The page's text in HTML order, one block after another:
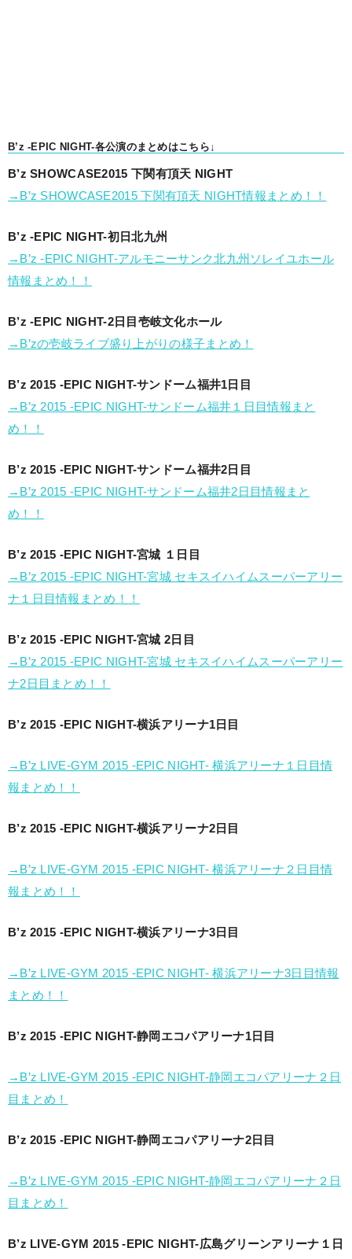
B’z -EPIC NIGHT-各公演のまとめはこちら↓
B’z SHOWCASE2015 下関有頂天 NIGHT
→B’z SHOWCASE2015 下関有頂天 NIGHT情報まとめ！！
B’z -EPIC NIGHT-初日北九州
→B’z -EPIC NIGHT-アルモニーサンク北九州ソレイユホール
情報まとめ！！
B’z -EPIC NIGHT-2日目壱岐文化ホール
→B’zの壱岐ライブ盛り上がりの様子まとめ！
B’z 2015 -EPIC NIGHT-サンドーム福井1日目
→B’z 2015 -EPIC NIGHT-サンドーム福井１日目情報まと
め！！
B’z 2015 -EPIC NIGHT-サンドーム福井2日目
→B’z 2015 -EPIC NIGHT-サンドーム福井2日目情報まと
め！！
B’z 2015 -EPIC NIGHT-宮城 １日目
→B’z 2015 -EPIC NIGHT-宮城 セキスイハイムスーパーアリー
ナ１日目情報まとめ！！
B’z 2015 -EPIC NIGHT-宮城 2日目
→B’z 2015 -EPIC NIGHT-宮城 セキスイハイムスーパーアリー
ナ2日目まとめ！！
B’z 2015 -EPIC NIGHT-横浜アリーナ1日目
→B’z LIVE-GYM 2015 -EPIC NIGHT- 横浜アリーナ１日目情
報まとめ！！
B’z 2015 -EPIC NIGHT-横浜アリーナ2日目
→B’z LIVE-GYM 2015 -EPIC NIGHT- 横浜アリーナ２日目情
報まとめ！！
B’z 2015 -EPIC NIGHT-横浜アリーナ3日目
→B’z LIVE-GYM 2015 -EPIC NIGHT- 横浜アリーナ3日目情報
まとめ！！
B’z 2015 -EPIC NIGHT-静岡エコパアリーナ1日目
→B’z LIVE-GYM 2015 -EPIC NIGHT-静岡エコパアリーナ２日
目まとめ！
B’z 2015 -EPIC NIGHT-静岡エコパアリーナ2日目
→B’z LIVE-GYM 2015 -EPIC NIGHT-静岡エコパアリーナ２日
目まとめ！
B’z LIVE-GYM 2015 -EPIC NIGHT-広島グリーンアリーナ１日